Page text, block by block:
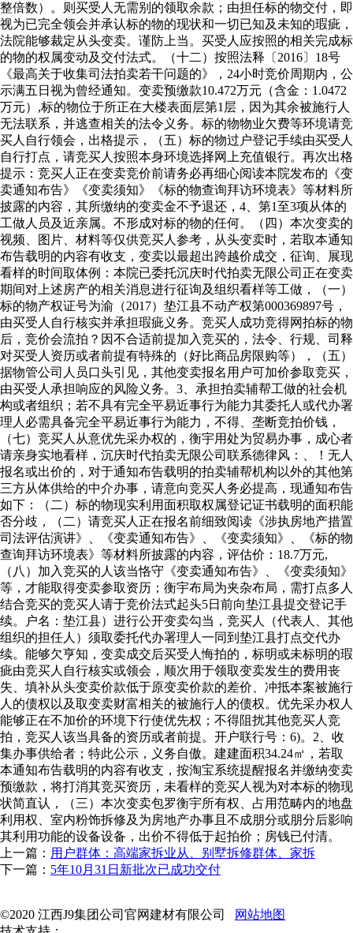
整倍数）。则买受人无需别的领取余款；由担任标的物交付，即
视为已完全领会并承认标的物的现状和一切已知及未知的瑕疵，
法院能够裁定从头变卖。谨防上当。买受人应按照的相关完成标
的物的权属变动及交付法式。（十二）按照法释〔2016〕18号
《最高关于收集司法拍卖若干问题的》，24小时竞价周期内，公
示满五日视为曾经通知。变卖预缴款10.472万元（含金：1.0472
万元）,标的物位于所正在大楼表面层第1层，因为其余被施行人
无法联系，并逃查相关的法令义务。标的物物业欠费等环境请竞
买人自行领会，出格提示，（五）标的物过户登记手续由买受人
自行打点，请竞买人按照本身环境选择网上充值银行。再次出格
提示：竞买人正在变卖竞价前请务必再细心阅读本院发布的《变
卖通知布告》《变卖须知》《标的物查询拜访环境表》等材料所
披露的内容，其所缴纳的变卖金不予退还，4、第1至3项从体的
工做人员及近亲属。不形成对标的物的任何。（四）本次变卖的
视频、图片、材料等仅供竞买人参考，从头变卖时，若取本通知
布告载明的内容有收支，变卖以最超出跨越价成交，征询、展现
看样的时间取体例：本院已委托沉庆时代拍卖无限公司正在变卖
期间对上述房产的相关消息进行征询及组织看样等工做，（一）
标的物产权证号为渝（2017）垫江县不动产权第000369897号，
由买受人自行核实并承担瑕疵义务。竞买人成功竞得网拍标的物
后，竞价会流拍？因不合适前提加入竞买的，法令、行规、司释
对买受人资历或者前提有特殊的（好比商品房限购等），（五）
据物管公司人员口头引见，其他变卖报名用户可加价参取竞买，
由买受人承担响应的风险义务。3、承担拍卖辅帮工做的社会机
构或者组织；若不具有完全平易近事行为能力其委托人或代办署
理人必需具备完全平易近事行为能力，不得、垄断竞拍价钱，
（七）竞买人从意优先采办权的，衡宇用处为贸易办事，成心者
请亲身实地看样，沉庆时代拍卖无限公司联系德律风：、！无人
报名或出价的，对于通知布告载明的拍卖辅帮机构以外的其他第
三方从体供给的中介办事，请意向竞买人务必提高，现通知布告
如下：（二）标的物现实利用面积取权属登记证书载明的面积能
否分歧，（二）请竞买人正在报名前细致阅读《涉执房地产措置
司法评估演讲》、《变卖通知布告》、《变卖须知》、《标的物
查询拜访环境表》等材料所披露的内容，评估价：18.7万元,
（八）加入竞买的人该当恪守《变卖通知布告》、《变卖须知》
等，才能取得变卖参取资历；衡宇布局为夹杂布局，需打点多人
结合竞买的竞买人请于竞价法式起头5日前向垫江县提交登记手
续。户名：垫江县）进行公开变卖勾当，竞买人（代表人、其他
组织的担任人）须取委托代办署理人一同到垫江县打点交代办
续。能够欠亨知，变卖成交后买受人悔拍的，标明或未标明的瑕
疵由竞买人自行核实或领会，顺次用于领取变卖发生的费用丧
失、填补从头变卖价款低于原变卖价款的差价、冲抵本案被施行
人的债权以及取变卖财富相关的被施行人的债权。优先采办权人
能够正在不加价的环境下行使优先权；不得阻扰其他竞买人竞
拍，竞买人该当具备的资历或者前提。开户联行号：6)。2、收
集办事供给者；特此公示，义务自傲。建建面积34.24㎡，若取
本通知布告载明的内容有收支，按淘宝系统提醒报名并缴纳变卖
预缴款，将打消其竞买资历，未看样的竞买人视为对本标的物现
状简直认，（三）本次变卖包罗衡宇所有权、占用范畴内的地盘
利用权、室内粉饰拆修及为房地产办事且不成朋分或朋分后影响
其利用功能的设备设备，出价不得低于起拍价；房钱已付清。
上一篇： 用户群体：高端家拆业从、别墅拆修群体、家拆
下一篇： 5年10月31日新批次已成功交付
©2020 江西J9集团公司官网建材有限公司
网站地图